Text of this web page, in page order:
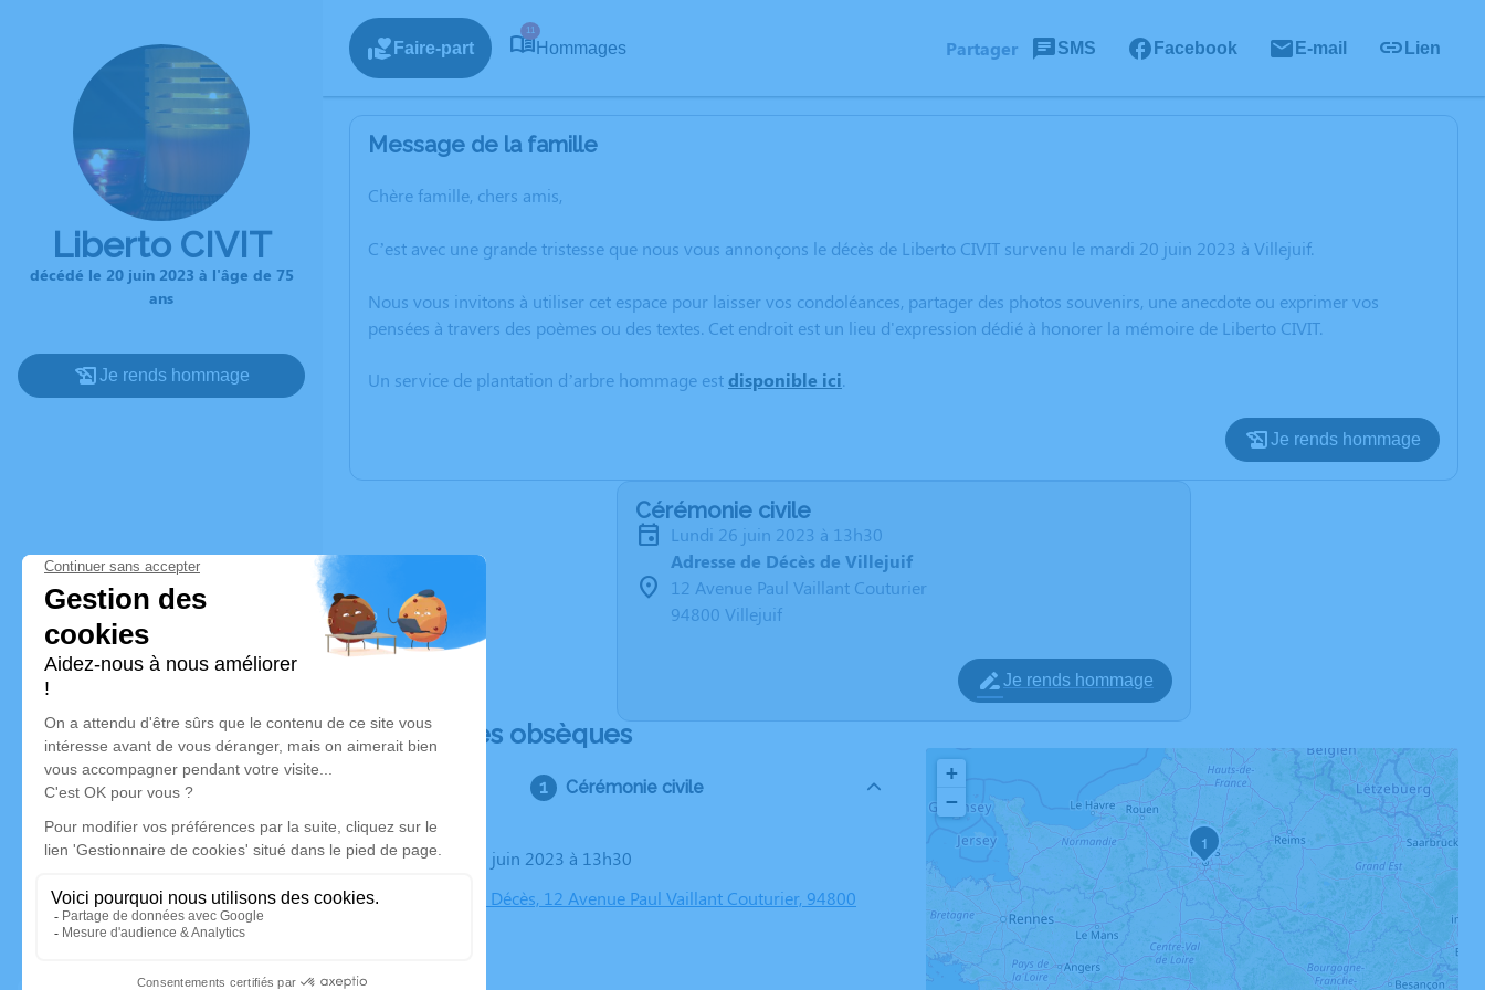
Liberto CIVIT
décédé le 20 juin 2023 à l'âge de 75
ans
Je rends hommage
Faire-part
11
Hommages Partager SMS Facebook E-mail Lien
Message de la famille
Chère famille, chers amis,
C’est avec une grande tristesse que nous vous annonçons le décès de Liberto CIVIT survenu le mardi 20 juin 2023 à Villejuif.
Nous vous invitons à utiliser cet espace pour laisser vos condoléances, partager des photos souvenirs, une anecdote ou exprimer vos
pensées à travers des poèmes ou des textes. Cet endroit est un lieu d'expression dédié à honorer la mémoire de Liberto CIVIT.
Un service de plantation d’arbre hommage estdisponible ici.
Je rends hommage
Cérémonie civile
lundi 26 juin 2023 à 13h30
Adresse de Décès de Villejuif
12 Avenue Paul Vaillant Couturier
94800 Villejuif
Je rends hommage
Déroulé des obsèques
Cérémonie civile
Le lundi 26 juin 2023 à 13h30
Adresse de Décès, 12 Avenue Paul Vaillant Couturier, 94800
1
+
−